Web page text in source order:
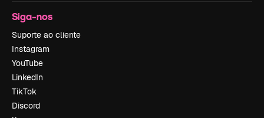
Siga-nos
Suporte ao cliente
Instagram
YouTube
LinkedIn
TikTok
Discord